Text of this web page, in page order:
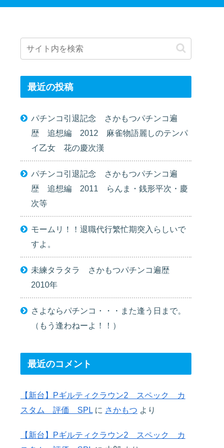
最近の投稿
パチンコ引退記念 さかもつパチンコ遍
歴 追想編 2012 麻雀物語麗しのテンパ
イ乙女 花の慶次漢
パチンコ引退記念 さかもつパチンコ遍
歴 追想編 2011 らんま・銭形平次・慶
次等
モームリ！！退職代行繁忙期突入らしいで
すよ。
未練タラタラ さかもつパチンコ遍歴
2010年
さよならパチンコ・・・また逢う日まで。
（もう逢わねーよ！！）
最近のコメント
【新台】Pギルティクラウン2 スペック カ
スタム 評価 SPL に さかもつ より
【新台】Pギルティクラウン2 スペック カ